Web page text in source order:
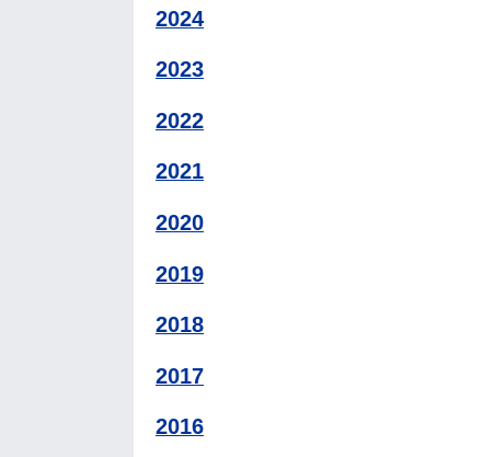
2024
2023
2022
2021
2020
2019
2018
2017
2016